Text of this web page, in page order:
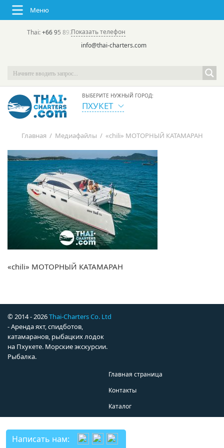
Меню
Thai:+66 95 892 7646(rus/eng) | в России:
Показать телефон
info@thai-charters.com
ВЫБЕРИТЕ НУЖНЫЙ ГОРОД:
ПХУКЕТ
Главная / Медиафайлы / «chili» МОТОРНЫЙ КАТАМАРАН
«chili» МОТОРНЫЙ КАТАМАРАН
© 2014 - 2026Thai-Charters Co. Ltd
- Аренда яхт, спидботов,
катамаранов, рыбацких лодок
на Пхукете. Морские экскурсии.
Рыбалка.
Главная страница
Контакты
Каталог
Написать нам: